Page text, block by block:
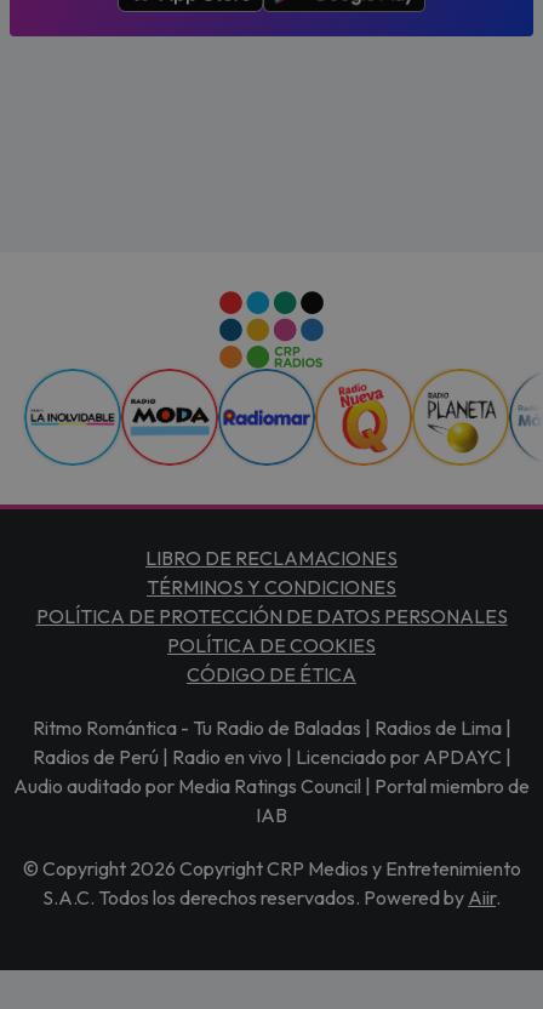
LIBRO DE RECLAMACIONES
TÉRMINOS Y CONDICIONES
POLÍTICA DE PROTECCIÓN DE DATOS PERSONALES
POLÍTICA DE COOKIES
CÓDIGO DE ÉTICA
Ritmo Romántica - Tu Radio de Baladas | Radios de Lima |
Radios de Perú | Radio en vivo | Licenciado por APDAYC |
Audio auditado por Media Ratings Council | Portal miembro de
IAB
© Copyright 2026 Copyright CRP Medios y Entretenimiento
S.A.C. Todos los derechos reservados. Powered by Aiir.